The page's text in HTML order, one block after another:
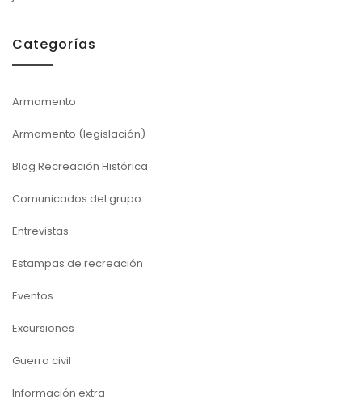
Categorías
Armamento
Armamento (legislación)
Blog Recreación Histórica
Comunicados del grupo
Entrevistas
Estampas de recreación
Eventos
Excursiones
Guerra civil
Información extra